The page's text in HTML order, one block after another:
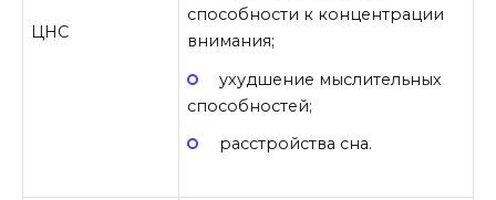
ЦНС
способности к концентрации
внимания;
ухудшение мыслительных
способностей;
расстройства сна.